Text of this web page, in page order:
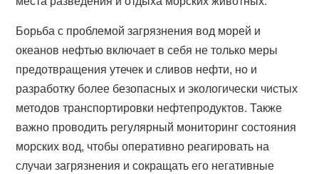
Борьба с проблемой загрязнения вод морей и
океанов нефтью включает в себя не только меры
предотвращения утечек и сливов нефти, но и
разработку более безопасных и экологически чистых
методов транспортировки нефтепродуктов. Также
важно проводить регулярный мониторинг состояния
морских вод, чтобы оперативно реагировать на
случаи загрязнения и сокращать его негативные